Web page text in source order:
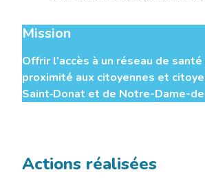
Mission
Offrir l’accès à un réseau de
proximité aux citoyennes et
Saint‑Donat et de Notre-Dame-
Actions réalisées